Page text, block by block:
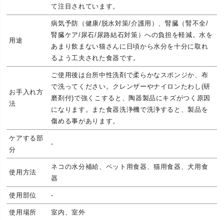
て注目されています。
用途
病気予防（健康/脱水対策/介護用）、腎臓（腎不全/
腎臓ケア/尿石/尿路結石対策）への負担を軽減。水を
あまり飲まない猫さんに日頃から水分を十分に取れ
るよう工夫された食器です。
お手入れ方
法
ご使用後は台所中性洗剤で柔らかなスポンジか、布
で洗ってください。クレンザーやナイロンたわし(研
磨剤付)で強くこすると、陶器製品にキズがつく原因
になります。また食器洗浄機で洗浄すると、製品を
傷める事があります。
ケアする部
分
-
使用方法
ネコの水分補給、ペット用食器、猫用食器、犬用食
器
使用部位 -
使用場所 室内、室外